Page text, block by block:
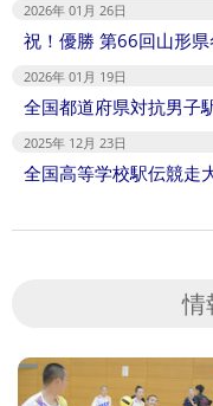
2026年 01月 26日
祝！優勝 第66回山形
2026年 01月 19日
全国都道府県対抗男子
2025年 12月 23日
全国高等学校駅伝競走
情